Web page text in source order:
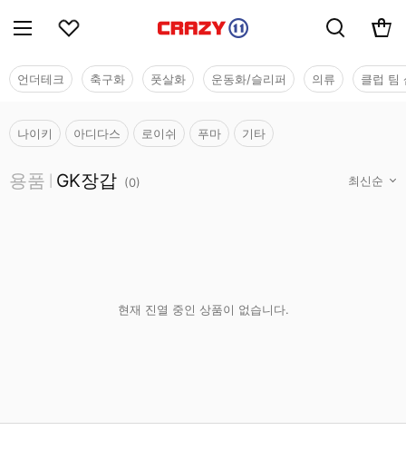
언더테크 축구화 풋살화 운동화/슬리퍼 의류 클럽 팀
나이키 아디다스 로이쉬 푸마 기타
용품 GK장갑 (0)
현재 진열 중인 상품이 없습니다.